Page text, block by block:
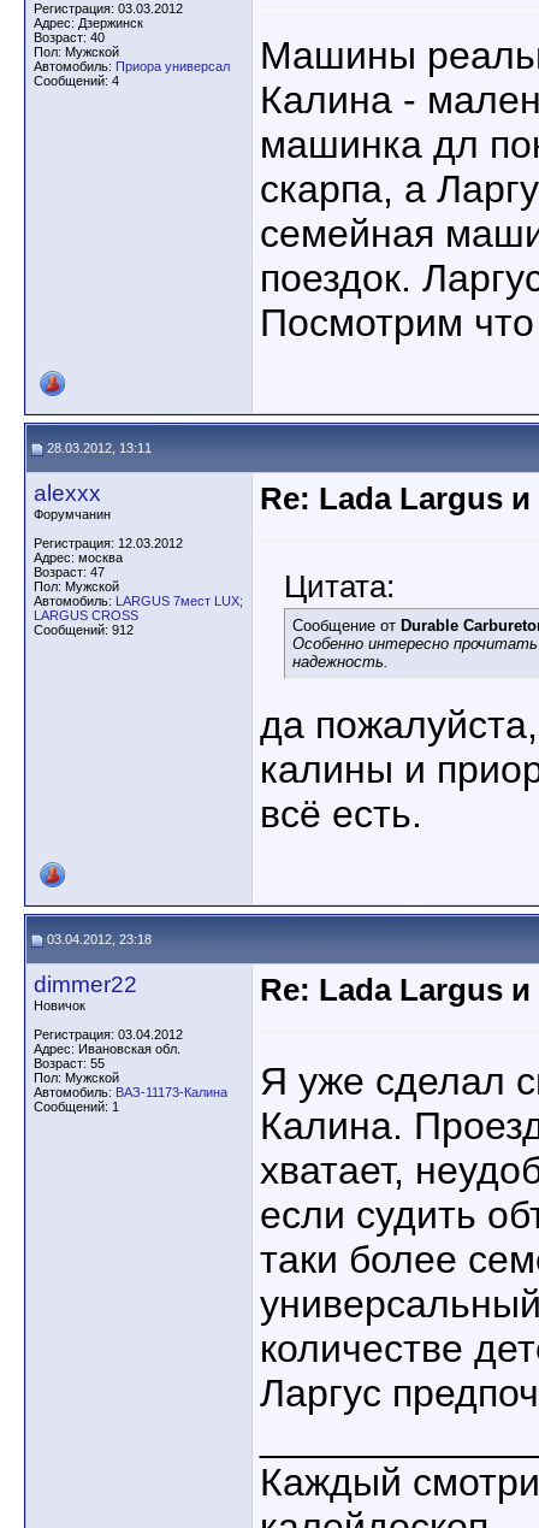
Регистрация: 03.03.2012
Адрес: Дзержинск
Возраст: 40
Пол: Мужской
Автомобиль: Приора универсал
Сообщений: 4
Машины
Калина -
машинка дл
скарпа, а
семейная
поездок.
Посмотрим
28.03.2012, 13:11
alexxx
Форумчанин
Регистрация: 12.03.2012
Адрес: москва
Возраст: 47
Пол: Мужской
Автомобиль: LARGUS 7мест LUX;
LARGUS CROSS
Сообщений: 912
Re: Lada Largus
Цитата:
Сообщение от Durable
Особенно интересно
надежность.
да
калины и
всё есть.
03.04.2012, 23:18
dimmer22
Новичок
Регистрация: 03.04.2012
Адрес: Ивановская обл.
Возраст: 55
Пол: Мужской
Автомобиль: ВАЗ-11173-Калина
Сообщений: 1
Re: Lada Largus
Я уже сделал
Калина.
хватает,
если судить
таки более
количестве
Ларгус
Каждый